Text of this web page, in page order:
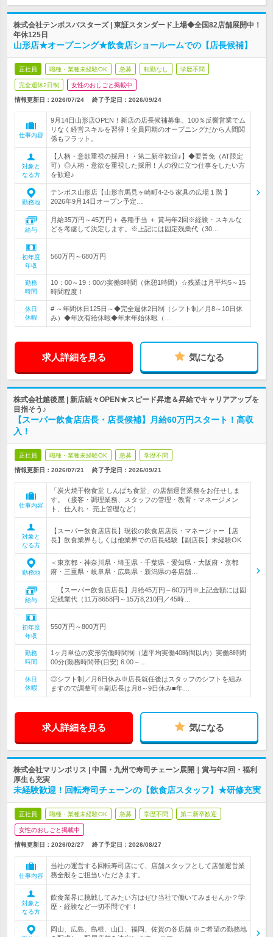
株式会社テンポスバスターズ | 東証スタンダード上場◆全国82店舗展開中！
年休125日
山形店★オープニング★飲食店ショールームでの【店長候補】
正社員 職種・業種未経験OK 急募 転勤なし 学歴不問
完全週休2日制 女性のおしごと掲載中
情報更新日：2026/07/24 終了予定日： 2026/09/24
仕事内容
9月14日山形店OPEN！新店の店長候補募集。100％反響営業でム
リなく経営スキルを習得！全員同期のオープニングだから人間関
係もフラット。
対象と
なる方
【人柄・意欲重視の採用！・第二新卒歓迎♪】◆要普免（AT限定
可）◎人柄・意欲を重視した採用！人の役に立つ仕事をしたい方
を歓迎♪
勤務地
テンポス山形店【山形市馬見ヶ崎町4-2-5 家具の広場１階 】
2026年9月14日オープン予定…
給与
月給35万円～45万円＋ 各種手当 ＋ 賞与年2回※経験・スキルな
どを考慮して決定します。※上記には固定残業代（30…
初年度
年収
560万円～680万円
勤務
時間
10：00～19：00の実働8時間（休憩1時間）☆残業は月平均5～15
時間程度！
休日
休暇
# ～年間休日125日～◆完全週休2日制（シフト制／月8～10日休
み）◆年次有給休暇◆年末年始休暇（…
求人詳細を見る 気になる
株式会社越後屋 | 新店続々OPEN★スピード昇進＆昇給でキャリアアップを
目指そう♪
【スーパー飲食店店長・店長候補】月給60万円スタート！高収
入！
正社員 職種・業種未経験OK 急募 学歴不問
情報更新日：2026/07/21 終了予定日： 2026/09/21
仕事内容
「炭火焼干物食堂 しんぱち食堂」の店舗運営業務をお任せしま
す。（接客・調理業務、スタッフの管理・教育・マネージメン
ト、仕入れ・ 売上管理など）
対象と
なる方
【スーパー飲食店店長】現役の飲食店店長・マネージャー【店
長】飲食業界もしくは他業界での店長経験【副店長】未経験OK
勤務地
＜東京都・神奈川県・埼玉県・千葉県・愛知県・大阪府・京都
府・三重県・岐阜県・広島県・新潟県の各店舗…
給与
【スーパー飲食店店長】月給45万円～60万円※上記金額には固
定残業代（11万8658円～15万8,210円／45時…
初年度
年収
550万円～800万円
勤務
時間
1ヶ月単位の変形労働時間制（週平均実働40時間以内）実働8時間
00分(勤務時間帯(目安) 6:00～…
休日
休暇
◎シフト制／月6日休み※店長就任後はスタッフのシフトを組み
ますので調整可※副店長は月8～9日休み■年…
求人詳細を見る 気になる
株式会社マリンポリス | 中国・九州で寿司チェーン展開｜賞与年2回・福利
厚生も充実
未経験歓迎！回転寿司チェーンの【飲食店スタッフ】★研修充実
正社員 職種・業種未経験OK 急募 学歴不問 第二新卒歓迎
女性のおしごと掲載中
情報更新日：2026/02/27 終了予定日： 2026/08/27
仕事内容
当社の運営する回転寿司店にて、店舗スタッフとして店舗運営業
務全般をご担当いただきます。
対象と
なる方
飲食業界に挑戦してみたい方はぜひ当社で働いてみませんか？学
歴・経験など一切不問です！
岡山、広島、島根、山口、福岡、佐賀の各店舗 ※ご希望の勤務地